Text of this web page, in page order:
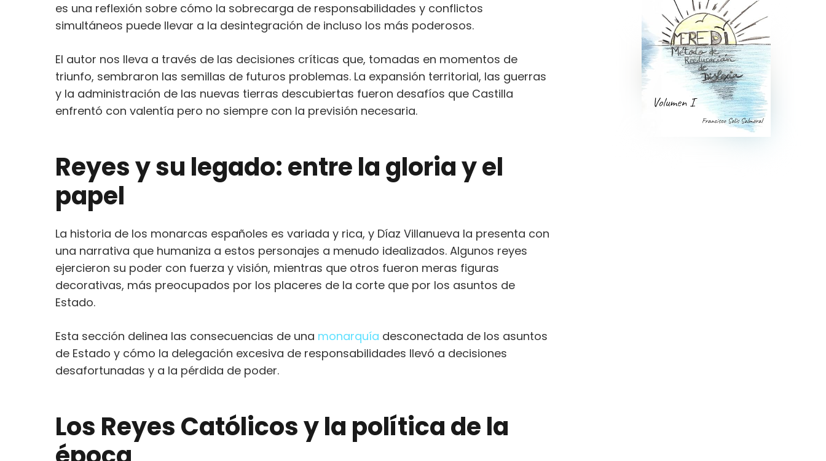
es una reflexión sobre cómo la sobrecarga de responsabilidades y conflictos
simultáneos puede llevar a la desintegración de incluso los más poderosos.
El autor nos lleva a través de las decisiones críticas que, tomadas en momentos de
triunfo, sembraron las semillas de futuros problemas. La expansión territorial, las guerras
y la administración de las nuevas tierras descubiertas fueron desafíos que Castilla
enfrentó con valentía pero no siempre con la previsión necesaria.
Reyes y su legado: entre la gloria y el
papel
La historia de los monarcas españoles es variada y rica, y Díaz Villanueva la presenta con
una narrativa que humaniza a estos personajes a menudo idealizados. Algunos reyes
ejercieron su poder con fuerza y visión, mientras que otros fueron meras figuras
decorativas, más preocupados por los placeres de la corte que por los asuntos de
Estado.
Esta sección delinea las consecuencias de una monarquía desconectada de los asuntos
de Estado y cómo la delegación excesiva de responsabilidades llevó a decisiones
desafortunadas y a la pérdida de poder.
Los Reyes Católicos y la política de la